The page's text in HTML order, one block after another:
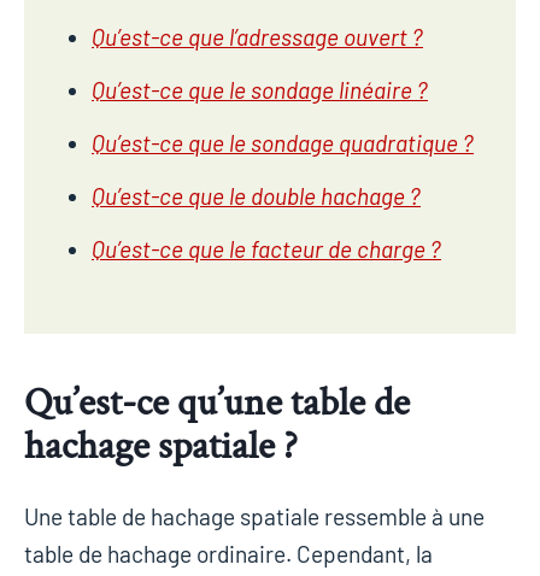
Qu’est-ce que l’adressage ouvert ?
Qu’est-ce que le sondage linéaire ?
Qu’est-ce que le sondage quadratique ?
Qu’est-ce que le double hachage ?
Qu’est-ce que le facteur de charge ?
Qu’est-ce qu’une table de
hachage spatiale ?
Une table de hachage spatiale ressemble à une
table de hachage ordinaire. Cependant, la